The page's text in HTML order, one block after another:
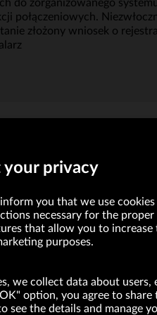
do zorganizowanego
połączeniowych.
złożony wniosek o
ABOUT US
your privacy
you that we use
necessary for the
that allow you to
purposes.
we collect data about users,
option, you agree to
see the details and manage